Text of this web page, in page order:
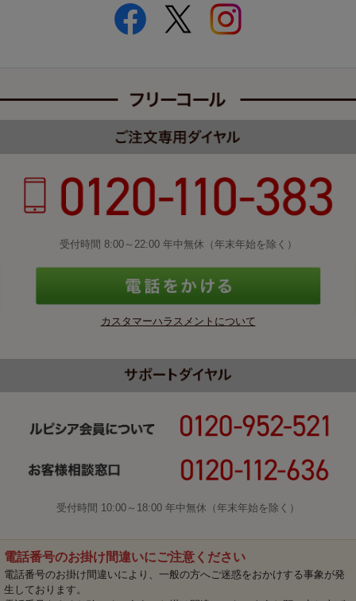
受付時間 8:00～22:00 年中無休（年末年始を除く）
カスタマーハラスメントについて
受付時間 10:00～18:00 年中無休（年末年始を除く）
電話番号のお掛け間違いにご注意ください
電話番号のお掛け間違いにより、一般の方へご迷惑をおかけする事象が発
生しております。